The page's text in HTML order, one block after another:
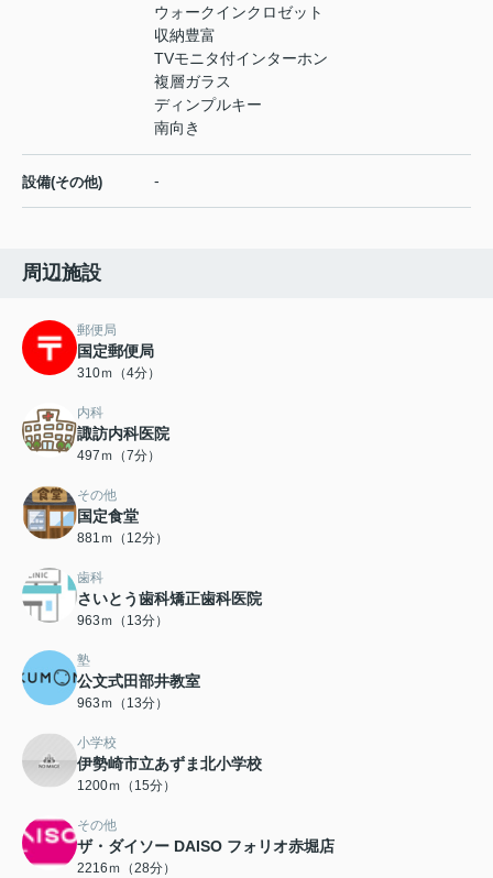
ウォークインクロゼット
収納豊富
TVモニタ付インターホン
複層ガラス
ディンプルキー
南向き
設備(その他) -
周辺施設
郵便局
国定郵便局
310ｍ（4分）
内科
諏訪内科医院
497ｍ（7分）
その他
国定食堂
881ｍ（12分）
歯科
さいとう歯科矯正歯科医院
963ｍ（13分）
塾
公文式田部井教室
963ｍ（13分）
小学校
伊勢崎市立あずま北小学校
1200ｍ（15分）
その他
ザ・ダイソー DAISO フォリオ赤堀店
2216ｍ（28分）